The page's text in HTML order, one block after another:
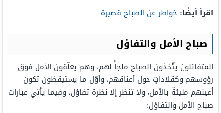
اقرأ أيضًا: خواطر عن الصباح قصيرة
صباح الأمل والتفاؤل
المتفائلون يتّخذون الصباح ملجأً لهم، وهم يعلّقون الأمل فوق
رؤوسهم وكقلاداتٍ حول أعناقهم، وأوّل ما يستيقظون تكون
أعينهم مليئةٌ بالأمل، ولا تنظر إلا نظرة تفاؤل، وفيما يأتي عبارات
صباح الأمل والتفاؤل: